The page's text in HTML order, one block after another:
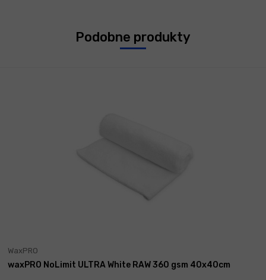
Podobne produkty
WaxPRO
waxPRO NoLimit ULTRA White RAW 360 gsm 40x40cm